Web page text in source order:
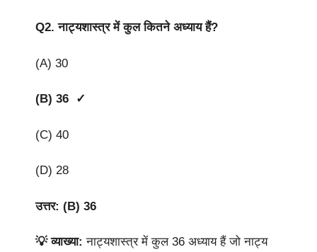
Q2.नाट्यशास्त्र में कुल कितने अध्याय हैं?
(A) 30
(B) 36 ✓
(C) 40
(D) 28
उत्तर: (B) 36
💡 व्याख्या:नाट्यशास्त्र में कुल 36 अध्याय हैं जो नाट्य